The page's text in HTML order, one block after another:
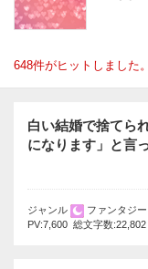
648件がヒットしました。
白い結婚で捨てら
になります」と言
ジャンル
ファンタジ
PV:7,600 総文字数